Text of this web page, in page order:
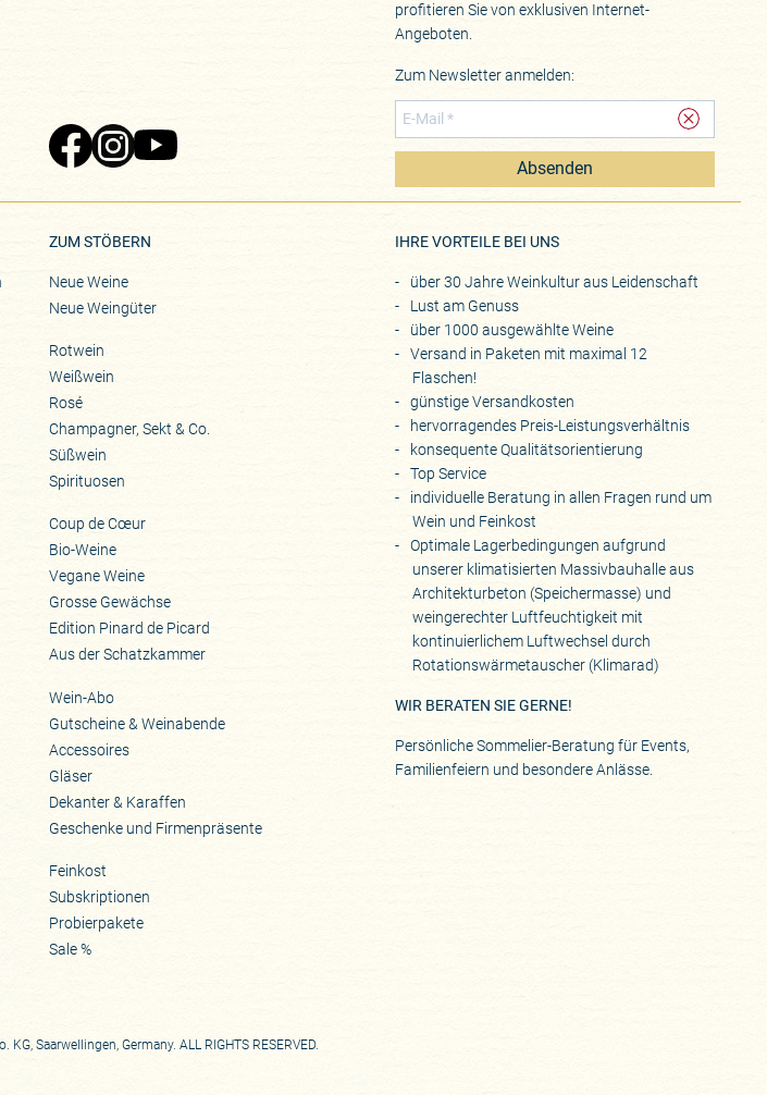
profitieren Sie von exklusiven Internet-
Angeboten.
Zum Newsletter anmelden:
Absenden
ZUM STÖBERN
Neue Weine
Neue Weingüter
Rotwein
Weißwein
Rosé
Champagner, Sekt & Co.
Süßwein
Spirituosen
Coup de Cœur
Bio-Weine
Vegane Weine
Grosse Gewächse
Edition Pinard de Picard
Aus der Schatzkammer
Wein-Abo
Gutscheine & Weinabende
Accessoires
Gläser
Dekanter & Karaffen
Geschenke und Firmenpräsente
Feinkost
Subskriptionen
Probierpakete
Sale %
IHRE VORTEILE BEI UNS
über 30 Jahre Weinkultur aus Leidenschaft
Lust am Genuss
über 1000 ausgewählte Weine
Versand in Paketen mit maximal 12
Flaschen!
günstige Versandkosten
hervorragendes Preis-Leistungsverhältnis
konsequente Qualitätsorientierung
Top Service
individuelle Beratung in allen Fragen rund um
Wein und Feinkost
Optimale Lagerbedingungen aufgrund
unserer klimatisierten Massivbauhalle aus
Architekturbeton (Speichermasse) und
weingerechter Luftfeuchtigkeit mit
kontinuierlichem Luftwechsel durch
Rotationswärmetauscher (Klimarad)
WIR BERATEN SIE GERNE!
Persönliche Sommelier-Beratung für Events,
Familienfeiern und besondere Anlässe.
Saarwellingen, Germany. ALL RIGHTS RESERVED.